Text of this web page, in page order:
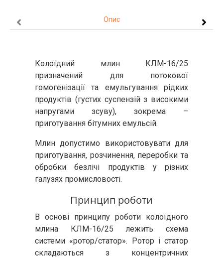
Опис
Колоїдний млин КЛМ-16/25
призначений для потокової
гомогенізації та емульгування рідких
продуктів (густих суспензій з високими
напругами зсуву), зокрема –
приготування бітумних емульсій.
Млин допустимо використовувати для
приготування, розчинення, переробки та
обробки безлічі продуктів у різних
галузях промисловості.
Принцип роботи
В основі принципу роботи колоїдного
млина КЛМ-16/25 лежить схема
системи «ротор/статор». Ротор і статор
складаються з концентричних